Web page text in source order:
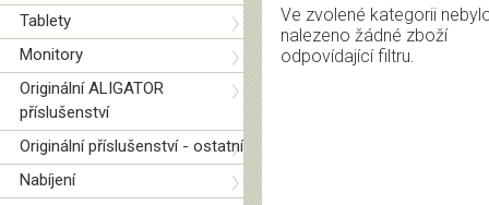
Tablety
Monitory
Originální ALIGATOR
příslušenství
Originální příslušenství - ostatní
Nabíjení
Ve zvolené kategorii
nalezeno žádné zboží
odpovídající filtru.